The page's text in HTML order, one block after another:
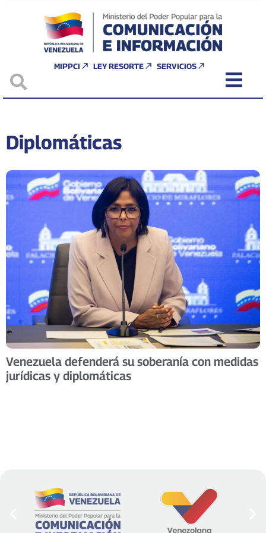
MIPPCI LEY RESORTE SERVICIOS
Diplomáticas
Venezuela defenderá su soberanía con medidas
jurídicas y diplomáticas